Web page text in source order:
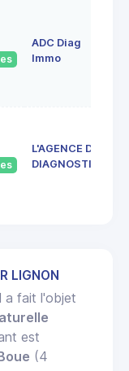
ADC Diag
Immo
L'AGENCE DU
DIAGNOSTIC
LIGNON
a fait l'objet
est
(4